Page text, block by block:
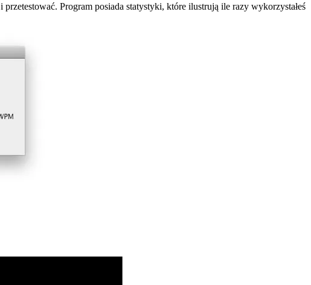
i przetestować. Program posiada statystyki, które ilustrują ile razy wykorzystałeś